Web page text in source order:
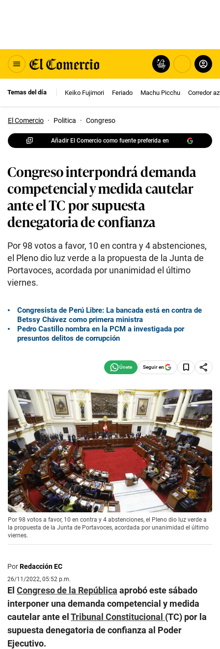
Temas del día Keiko Fujimori Feriado Machu Picchu Corredor
El Comercio · Politica · Congreso
Añadir El Comercio como fuente preferida en
Congreso interpondrá demanda
competencial y medida cautelar
ante el TC por supuesta
denegatoria de confianza
Por 98 votos a favor, 10 en contra y 4 abstenciones,
el Pleno dio luz verde a la propuesta de la Junta de
Portavoces, acordada por unanimidad el último
viernes.
Congresista de Perú Libre: La bancada está en contra de
Betssy Chávez como primera ministra
Pedro Castillo nombra en la PCM a investigada por
presuntos delitos de corrupción
Seguir en
Por 98 votos a favor, 10 en contra y 4 abstenciones, el Pleno dio luz verde a
la propuesta de la Junta de Portavoces, acordada por unanimidad el último
viernes.
PorRedacción EC
26/11/2022, 05:52 p.m.
El Congreso de la República aprobó este sábado
interponer una demanda competencial y medida
cautelar ante elTribunal Constitucional (TC) por la
supuesta denegatoria de confianza al Poder
Ejecutivo.